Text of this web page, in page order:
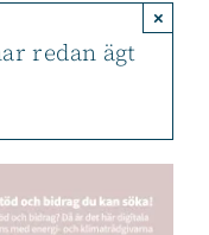
redan ägt
×